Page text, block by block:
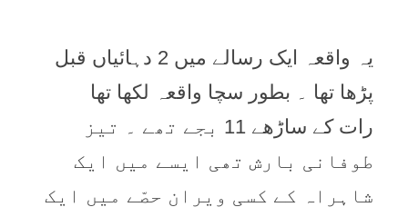
یہ واقعہ ایک رسالے میں 2 دہائیاں قبل
پڑھا تھا ۔ بطور سچا واقعہ لکھا تھا
رات کے ساڑھے 11 بجے تھے ۔ تیز
طوفانی بارش تھی ایسے میں ایک
شاہراہ کے کسی ویران حصّے میں ایک